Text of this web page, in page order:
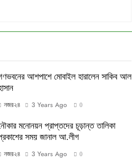
আশপাশে মোবাইল হারালেন সাকিব আল
নজর২৪ 3 Years Ago 0
মনোনয়ন প্রাপ্তদের চূড়ান্ত তালিকা
সময় জানাল আ.লীগ
নজর২৪ 3 Years Ago 0